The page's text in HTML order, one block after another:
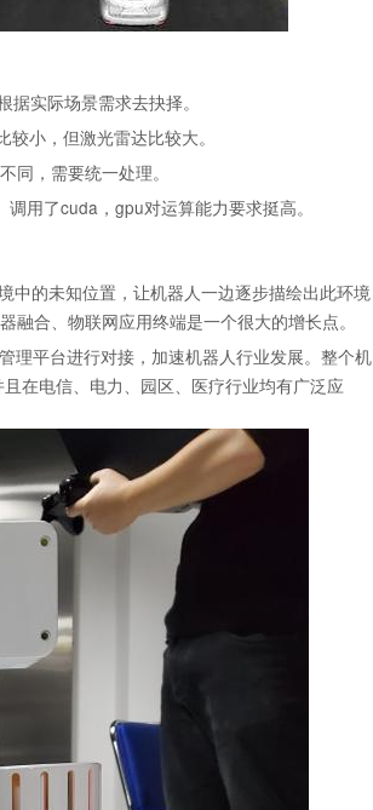
实际场景需求去抉择。
小，但激光雷达比较大。
，需要统一处理。
用了cuda，gpu对运算能力要求挺高。
中的未知位置，让机器人一边逐步描绘出此环境
合、物联网应用终端是一个很大的增长点。
理平台进行对接，加速机器人行业发展。整个机
在电信、电力、园区、医疗行业均有广泛应